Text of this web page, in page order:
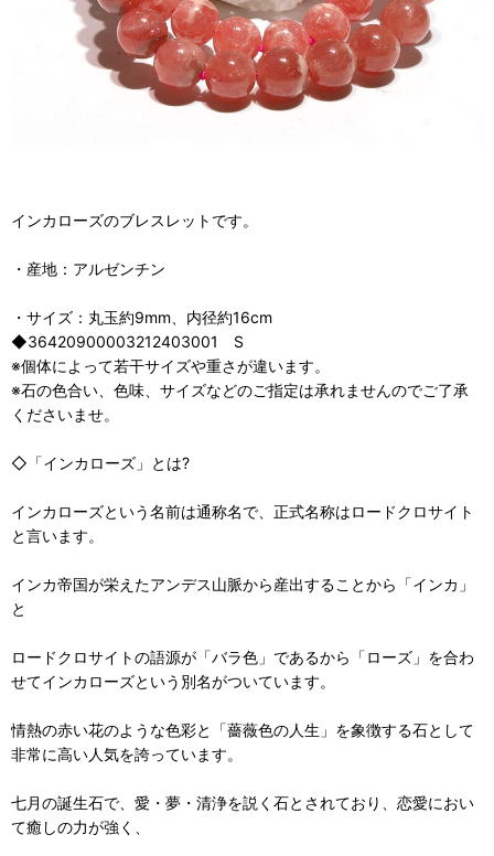
インカローズのブレスレットです。
・産地：アルゼンチン
・サイズ：丸玉約9mm、内径約16cm
◆36420900003212403001 S
※個体によって若干サイズや重さが違います。
※石の色合い、色味、サイズなどのご指定は承れませんのでご了承
くださいませ。
◇「インカローズ」とは?
インカローズという名前は通称名で、正式名称はロードクロサイト
と言います。
インカ帝国が栄えたアンデス山脈から産出することから「インカ」
と
ロードクロサイトの語源が「バラ色」であるから「ローズ」を合わ
せてインカローズという別名がついています。
情熱の赤い花のような色彩と「薔薇色の人生」を象徴する石として
非常に高い人気を誇っています。
七月の誕生石で、愛・夢・清浄を説く石とされており、恋愛におい
て癒しの力が強く、